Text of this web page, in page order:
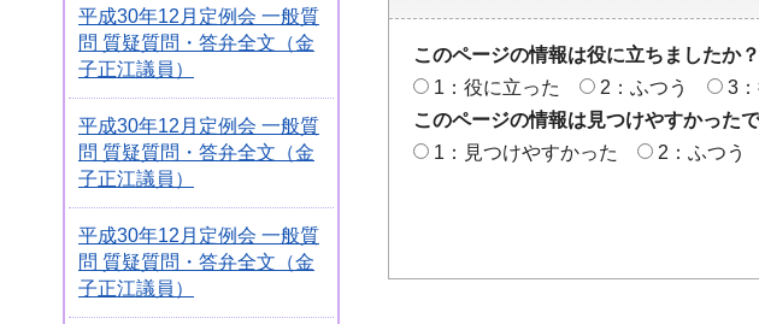
平成30年12月定例会 一般質
問 質疑質問・答弁全文（金
子正江議員）
平成30年12月定例会 一般質
問 質疑質問・答弁全文（金
子正江議員）
平成30年12月定例会 一般質
問 質疑質問・答弁全文（金
子正江議員）
このページの情報は役に立ちましたか？
1：役に立った
2：ふつう
3
このページの情報は見つけやすかった
1：見つけやすかった
2：ふつう